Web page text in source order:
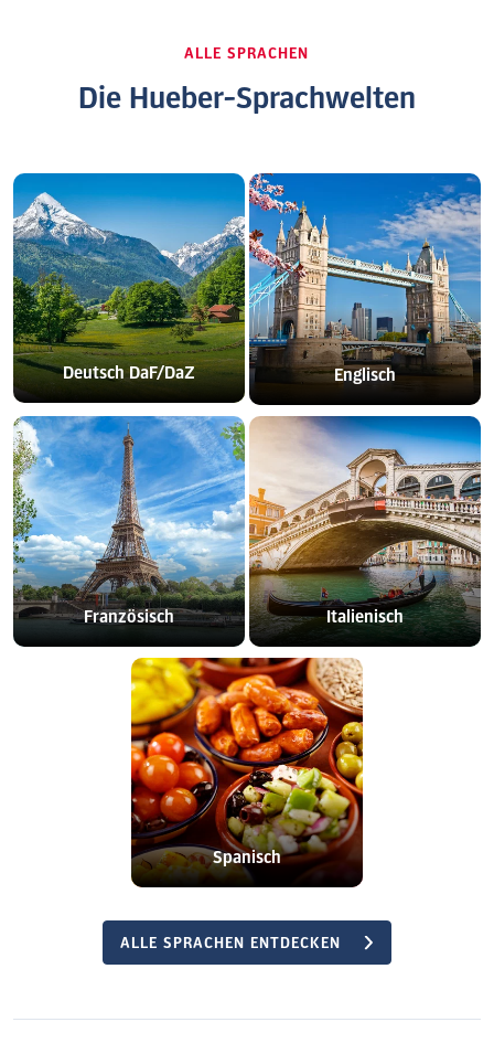
ALLE SPRACHEN
Die Hueber-Sprachwelten
Deutsch DaF/DaZ Englisch
Französisch Italienisch
Spanisch
ALLE SPRACHEN ENTDECKEN